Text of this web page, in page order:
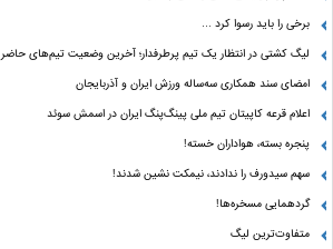
برخی را باید رسوا کرد …
لیگ کشتی در انتظار یک تیم پرطرفدار؛ آخرین وضعیت تیم‌های حاضر
امضای سند همکاری سه‌ساله ورزش ایران و آذربایجان
اعلام قرعه کاپیتان تیم ملی پینگ‌پنگ ایران در اسمش سوئد
پنجره بسته، هواداران خسته!
سهم سیدورف را ندادند، نیمکت نشین شدند!
گردهمایی مسخره‌ها!
متفاوت‌ترین لیگ